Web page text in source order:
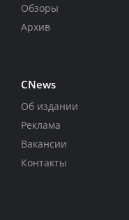
Обзоры
Архив
CNews
Об издании
Реклама
Вакансии
Контакты